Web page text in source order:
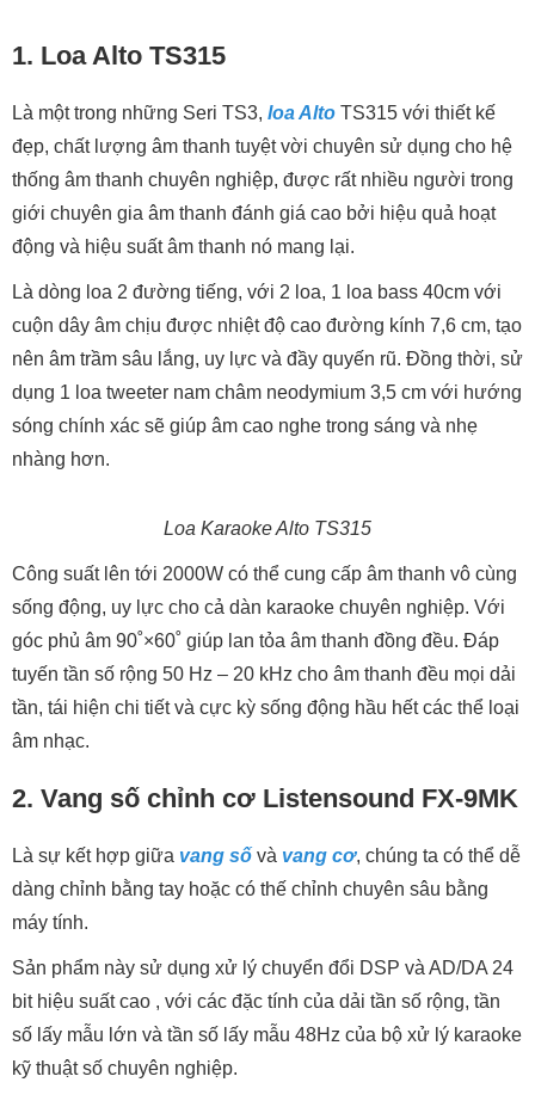
1. Loa Alto TS315
Là một trong những Seri TS3, loa Alto TS315 với thiết kế
đẹp, chất lượng âm thanh tuyệt vời chuyên sử dụng cho hệ
thống âm thanh chuyên nghiệp, được rất nhiều người trong
giới chuyên gia âm thanh đánh giá cao bởi hiệu quả hoạt
động và hiệu suất âm thanh nó mang lại.
Là dòng loa 2 đường tiếng, với 2 loa, 1 loa bass 40cm với
cuộn dây âm chịu được nhiệt độ cao đường kính 7,6 cm, tạo
nên âm trầm sâu lắng, uy lực và đầy quyến rũ. Đồng thời, sử
dụng 1 loa tweeter nam châm neodymium 3,5 cm với hướng
sóng chính xác sẽ giúp âm cao nghe trong sáng và nhẹ
nhàng hơn.
Loa Karaoke Alto TS315
Công suất lên tới 2000W có thể cung cấp âm thanh vô cùng
sống động, uy lực cho cả dàn karaoke chuyên nghiệp. Với
góc phủ âm 90˚×60˚ giúp lan tỏa âm thanh đồng đều. Đáp
tuyến tần số rộng 50 Hz – 20 kHz cho âm thanh đều mọi dải
tần, tái hiện chi tiết và cực kỳ sống động hầu hết các thể loại
âm nhạc.
2. Vang số chỉnh cơ Listensound FX-9MK
Là sự kết hợp giữa vang số và vang cơ, chúng ta có thể dễ
dàng chỉnh bằng tay hoặc có thế chỉnh chuyên sâu bằng
máy tính.
Sản phẩm này sử dụng xử lý chuyển đổi DSP và AD/DA 24
bit hiệu suất cao , với các đặc tính của dải tần số rộng, tần
số lấy mẫu lớn và tần số lấy mẫu 48Hz của bộ xử lý karaoke
kỹ thuật số chuyên nghiệp.